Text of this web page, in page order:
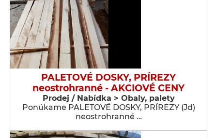
PALETOVÉ DOSKY, PRÍREZY
neostrohranné - AKCIOVÉ CENY
Prodej / Nabídka > Obaly, palety
Ponúkame PALETOVÉ DOSKY, PRÍREZY (Jd)
neostrohranné …